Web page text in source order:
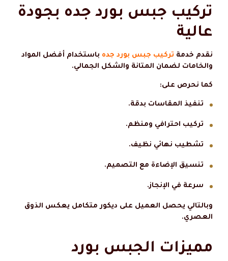
تركيب جبس بورد جده بجودة
عالية
نقدم خدمة تركيب جبس بورد جده باستخدام أفضل المواد
والخامات لضمان المتانة والشكل الجمالي.
كما نحرص على:
تنفيذ المقاسات بدقة.
تركيب احترافي ومنظم.
تشطيب نهائي نظيف.
تنسيق الإضاءة مع التصميم.
سرعة في الإنجاز.
وبالتالي يحصل العميل على ديكور متكامل يعكس الذوق
العصري.
مميزات الجبس بورد